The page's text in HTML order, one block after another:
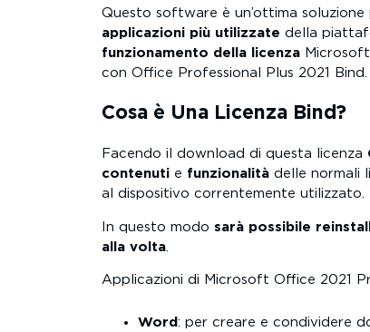
Questo software è un’ottima
applicazioni più utilizzate della
funzionamento della licenza
con Office Professional Plus 2021 Bind.
Cosa è Una Licenza Bind?
Facendo il download di questa licenza
contenuti e funzionalità delle normali
al dispositivo correntemente utilizzato.
In questo modo sarà possibile
alla volta
Applicazioni di Microsoft Office 2021
Word : per creare e condividere